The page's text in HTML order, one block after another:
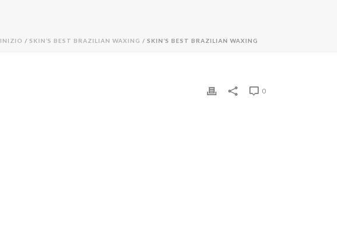
INIZIO / SKIN’S BEST BRAZILIAN WAXING / SKIN’S BEST BRAZILIAN WAXING
0